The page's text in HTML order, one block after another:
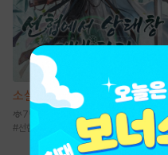
소설 선협에서 상태창 개발하기
7만
#선협물 먼치킨 # 신무협